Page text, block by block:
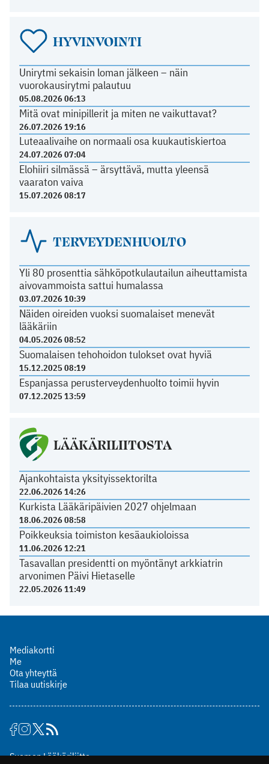
HYVINVOINTI
Unirytmi sekaisin loman jälkeen – näin
vuorokausirytmi palautuu
05.08.2026 06:13
Mitä ovat minipillerit ja miten ne vaikuttavat?
26.07.2026 19:16
Luteaalivaihe on normaali osa kuukautiskiertoa
24.07.2026 07:04
Elohiiri silmässä – ärsyttävä, mutta yleensä
vaaraton vaiva
15.07.2026 08:17
TERVEYDENHUOLTO
Yli 80 prosenttia sähköpotkulautailun aiheuttamista
aivovammoista sattui humalassa
03.07.2026 10:39
Näiden oireiden vuoksi suomalaiset menevät
lääkäriin
04.05.2026 08:52
Suomalaisen tehohoidon tulokset ovat hyviä
15.12.2025 08:19
Espanjassa perusterveydenhuolto toimii hyvin
07.12.2025 13:59
LÄÄKÄRILIITOSTA
Ajankohtaista yksityissektorilta
22.06.2026 14:26
Kurkista Lääkäripäivien 2027 ohjelmaan
18.06.2026 08:58
Poikkeuksia toimiston kesäaukioloissa
11.06.2026 12:21
Tasavallan presidentti on myöntänyt arkkiatrin
arvonimen Päivi Hietaselle
22.05.2026 11:49
Mediakortti
Me
Ota yhteyttä
Tilaa uutiskirje
Suomen Lääkäriliitto